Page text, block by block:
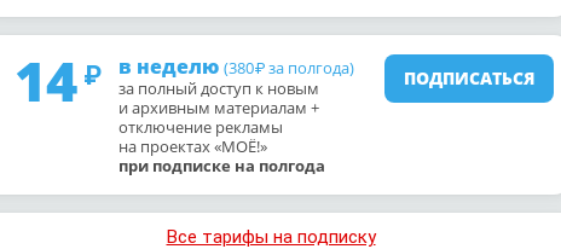
14 в неделю (380₽ за полгода)
за полный доступ к новым
и архивным материалам +
отключение рекламы
на проектах «МОЁ!»
при подписке на полгода
ПОДПИСАТЬСЯ
Все тарифы на подписку